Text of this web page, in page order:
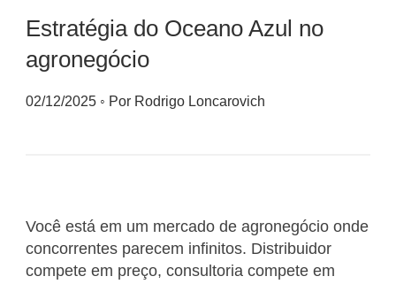
Estratégia do Oceano Azul no
agronegócio
02/12/2025 ◦ Por Rodrigo Loncarovich
Você está em um mercado de agronegócio onde
concorrentes parecem infinitos. Distribuidor
compete em preço, consultoria compete em